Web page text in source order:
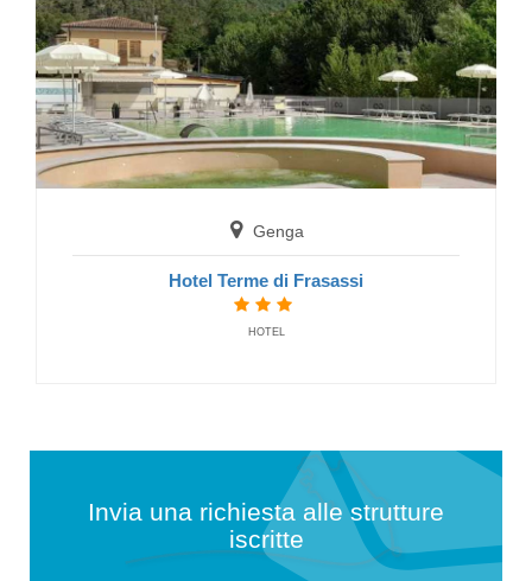
Genga
Hotel Terme di Frasassi
HOTEL
Invia una richiesta alle strutture
iscritte